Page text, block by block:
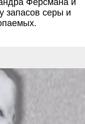
запасов серы и